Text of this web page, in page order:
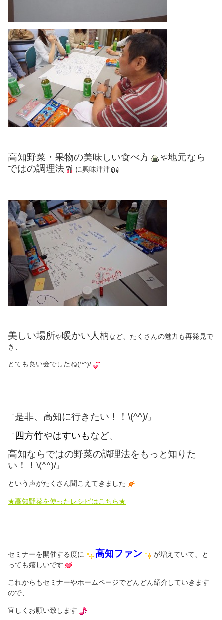
高知野菜・果物の美味しい食べ方 や地元なら
ではの調理法
に興味津津
美しい場所や暖かい人柄など、たくさんの魅力も再発見で
き、
とても良い会でしたね(^^)/
「是非、高知に行きたい！！\(^^)/ 」
「 四方竹やはすいもなど、
高知ならではの野菜の調理法をもっと知りた
い！！\(^^)/ 」
という声がたくさん聞こえてきました
★高知野菜を使ったレシピはこちら★
セミナーを開催する度に 高知ファン
が増えていて、と
っても嬉しいです
これからもセミナーやホームページでどんどん紹介していきます
ので、
宜しくお願い致します